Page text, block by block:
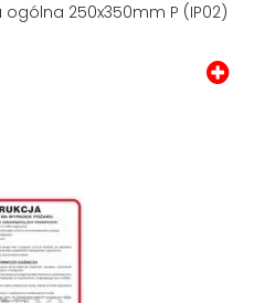
250x350mm P (IP02)